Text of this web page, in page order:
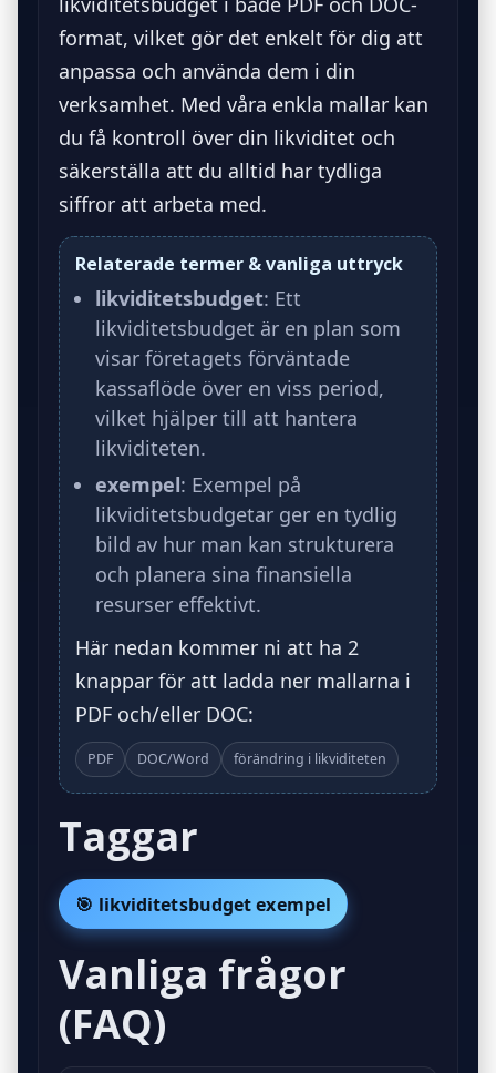
format, vilket gör det enkelt för dig att
anpassa och använda dem i din
verksamhet. Med våra enkla mallar kan
du få kontroll över din likviditet och
säkerställa att du alltid har tydliga
siffror att arbeta med.
Relaterade termer & vanliga uttryck
likviditetsbudget: Ett
likviditetsbudget är en plan som
visar företagets förväntade
kassaflöde över en viss period,
vilket hjälper till att hantera
likviditeten.
exempel: Exempel på
likviditetsbudgetar ger en tydlig
bild av hur man kan strukturera
och planera sina finansiella
resurser effektivt.
Här nedan kommer ni att ha 2
knappar för att ladda ner mallarna i
PDF och/eller DOC:
PDF DOC/Word förändring i likviditeten
Taggar
🎯 likviditetsbudget exempel
Vanliga frågor
(FAQ)